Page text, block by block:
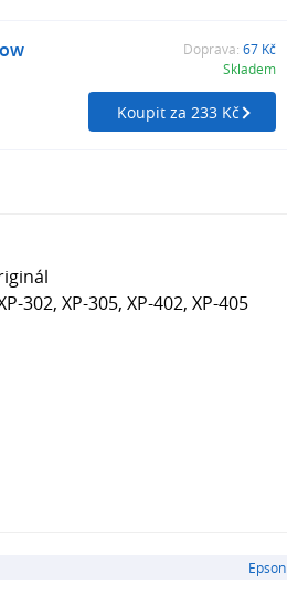
Doprava: 67 Kč
Skladem
Koupit za 233 Kč
302, XP-305, XP-402, XP-405
Epson